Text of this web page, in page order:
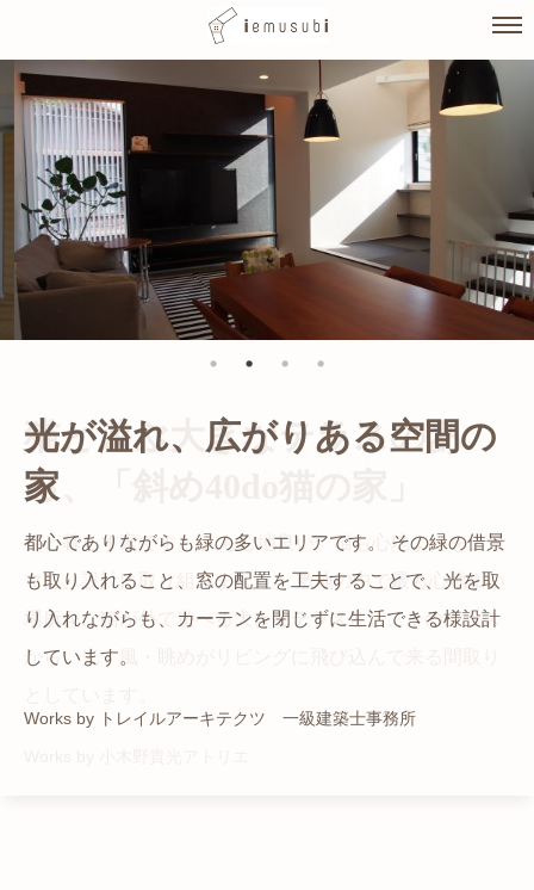
Skip
content
猫と暮らす家です。 人も心地良い、猫も心地よいをテー
マに、設計に取り組みました。 敷地の中で最も心地よい
場所を、猫が外で遊べる大きなテラスとし、そのテラス
から、光・風・眺めがリビングに飛び込んで来る間取り
光が溢れ、広がりある空間の
家
都心でありながらも緑の多いエリアです。 その緑の借景
も取り入れること、窓の配置を工夫することで、光を取
り入れながらも、カーテンを閉じずに生活できる様設計
しています。
Works by トレイルアーキテクツ 一級建築士事務所
自然の中の岩山を切り開いて造った、ワイルドなゲスト
ハウスをイメージした空間が広がる都市型住宅です。
かつての機織り工場が、その趣を残しつつ孫世帯の住居
へと蘇りました。